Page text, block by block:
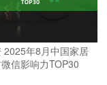
2025年8月中国家居
信影响力TOP30